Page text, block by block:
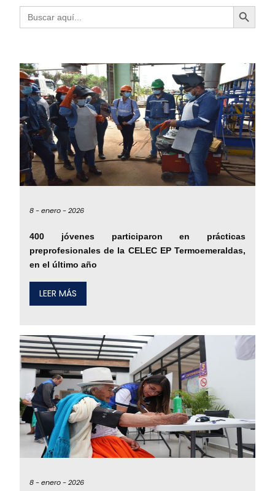
Buscar: Botón de búsqueda
8 -enero -2026
400 jóvenes participaron en prácticas
preprofesionales de la CELEC EP Termoemeraldas,
en el último año
LEER MÁS
8 -enero -2026